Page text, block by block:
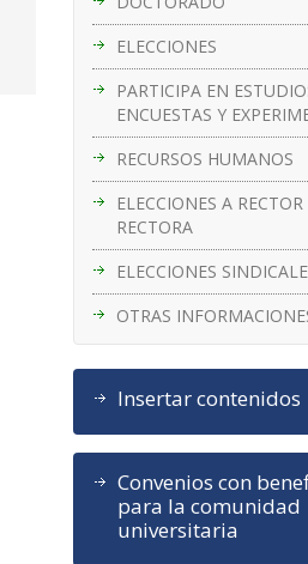
ELECCIONES
PARTICIPA EN
ENCUESTAS Y
RECURSOS HUMANOS
ELECCIONES A RECTOR
RECTORA
ELECCIONES
OTRAS
Insertar contenidos
Convenios con
para la comunidad
universitaria